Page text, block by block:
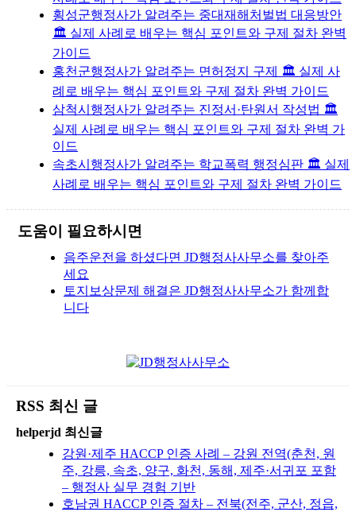
횡성군행정사가 알려주는 중대재해처벌법 대응방안
🏛️ 실제 사례로 배우는 핵심 포인트와 구제 절차 완벽
가이드
홍천군행정사가 알려주는 면허정지 구제 🏛️ 실제 사
례로 배우는 핵심 포인트와 구제 절차 완벽 가이드
삼척시행정사가 알려주는 진정서·탄원서 작성법 🏛️
실제 사례로 배우는 핵심 포인트와 구제 절차 완벽 가
이드
속초시행정사가 알려주는 학교폭력 행정심판 🏛️ 실제
사례로 배우는 핵심 포인트와 구제 절차 완벽 가이드
도움이 필요하시면
음주운전을 하셨다면 JD행정사사무소를 찾아주
세요
토지보상문제 해결은 JD행정사사무소가 함께합
니다
RSS 최신 글
helperjd 최신글
강원·제주 HACCP 인증 사례 – 강원 전역(춘천, 원
주, 강릉, 속초, 양구, 화천, 동해, 제주·서귀포 포함
– 행정사 실무 경험 기반
호남권 HACCP 인증 절차 – 전북(전주, 군산, 정읍,